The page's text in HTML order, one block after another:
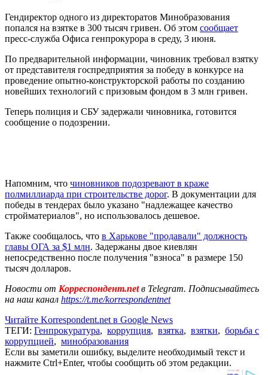
Гендиректор одного из директоратов Минобразования
попался на взятке в 300 тысяч гривен. Об этом сообщает
пресс-служба Офиса генпрокурора в среду, 3 июня.
По предварительной информации, чиновник требовал взятку
от представителя госпредприятия за победу в конкурсе на
проведение опытно-конструкторской работы по созданию
новейших технологий с призовым фондом в 3 млн гривен.
Теперь полиция и СБУ задержали чиновника, готовится
сообщение о подозрении.
Напомним, что чиновников подозревают в краже
полмиллиарда при строительстве дорог. В документации для
победы в тендерах было указано "надлежащее качество
стройматериалов", но использовалось дешевое.
Также сообщалось, что в Харькове "продавали" должность
главы ОГА за $1 млн. Задержаны двое киевлян
непосредственно после получения "взноса" в размере 150
тысяч долларов.
Новости от Корреспондент.netв Telegram. Подписывайтесь
на наш канал https://t.me/korrespondentnet
Читайте Korrespondent.net в Google News
ТЕГИ: Генпрокуратура, коррупция, взятка, взятки, борьба с
коррупцией, минобразования
Если вы заметили ошибку, выделите необходимый текст и
нажмите Ctrl+Enter, чтобы сообщить об этом редакции.